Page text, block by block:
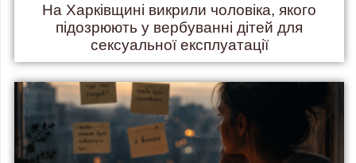
На Харківщині викрили чоловіка, якого
підозрюють у вербуванні дітей для
сексуальної експлуатації